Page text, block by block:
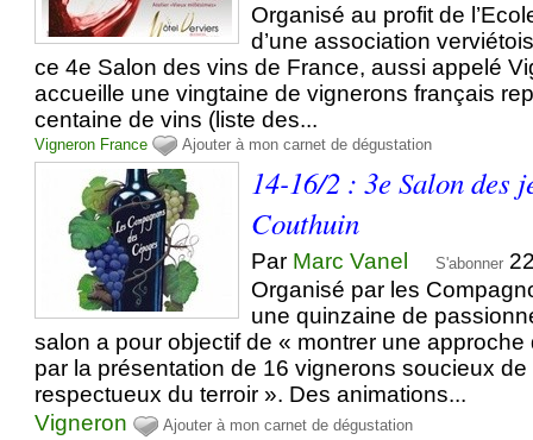
Organisé au profit de
d’une association
ce 4e Salon des vins de France, aussi appelé
accueille une vingtaine de vignerons français
centaine de vins (liste des...
Vigneron France Ajouter à mon carnet de dégustation
14-16/2 : 3e Salon des
Couthuin
Par Marc Vanel S'abonner
Organisé par les
une quinzaine de
salon a pour objectif de « montrer une
par la présentation de 16 vignerons soucieux de
respectueux du terroir ». Des animations...
Vigneron
Ajouter à mon carnet de dégustation